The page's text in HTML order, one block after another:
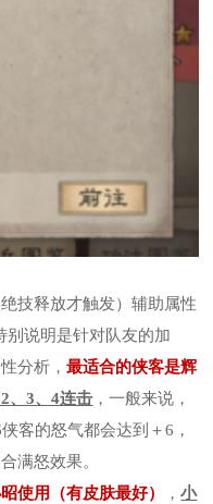
技释放才触发）辅助属性
别说明是针对队友的加
分析，最适合的侠客是辉
、3、4连击 ，一般来说，
客的怒气都会达到＋6，
满怒效果。
使用（有皮肤最好） ，小